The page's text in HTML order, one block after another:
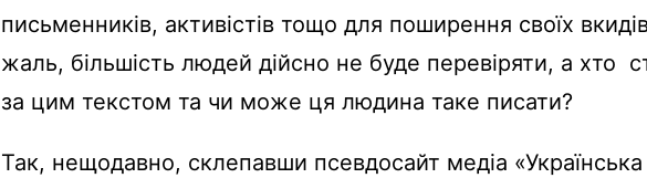
письменників, активістів тощо для поширення своїх
жаль, більшість людей дійсно не буде перевіряти, а хто
за цим текстом та чи може ця людина таке писати?
Так, нещодавно, склепавши псевдосайт медіа «Українська